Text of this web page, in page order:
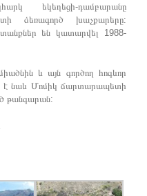
եկեղեցի-դամբարանը
ձեռագործ խաչքարերը:
են կատարվել 1988-
և այն գործող հոգևոր
է նաև Մոմիկ ճարտարապետի
թանգարան: